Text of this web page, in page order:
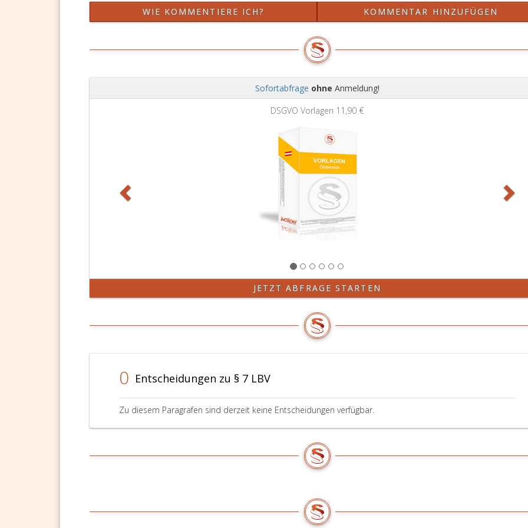
WIE KOMMENTIERE ICH? KOMMENTAR HINZUFÜGEN
Sofortabfrage ohne Anmeldung!
Grundbuchauszug11,90 €
JETZT ABFRAGE STARTEN
0 Entscheidungen zu § 7 LBV
Zu diesem Paragrafen sind derzeit keine Entscheidungen verfügbar.